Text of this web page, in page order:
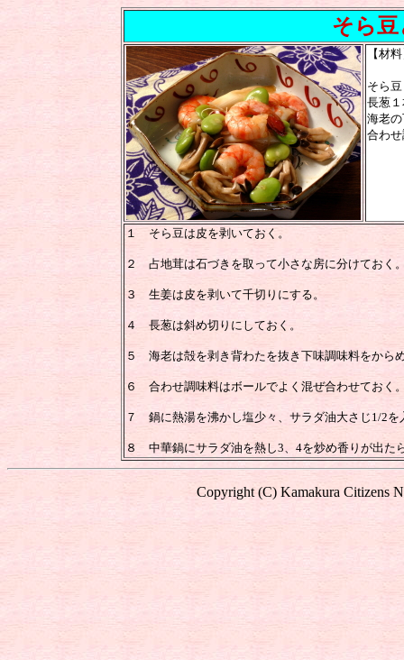
そら
【材
そら
長葱
海老
合わ
１ そら豆は皮を剥いておく。
２ 占地茸は石づきを取って小さな房に分けておく
３ 生姜は皮を剥いて千切りにする。
４ 長葱は斜め切りにしておく。
５ 海老は殻を剥き背わたを抜き下味調味料をから
６ 合わせ調味料はボールでよく混ぜ合わせておく
７ 鍋に熱湯を沸かし塩少々、サラダ油大さじ1/2
８ 中華鍋にサラダ油を熱し3、4を炒め香りが出た
Copyright (C) Kamakura Citizens